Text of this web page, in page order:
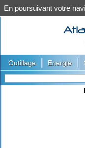
Outillage Energie
En poursuivant votre